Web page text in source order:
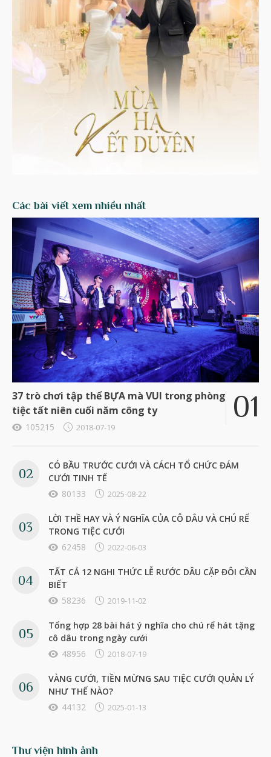
Các bài viết xem nhiều nhất
37 trò chơi tập thể BỰA mà VUI trong phòng
tiệc tất niên cuối năm công ty
105215 2018-07-19
CÓ BẦU TRƯỚC CƯỚI VÀ CÁCH TỔ CHỨC ĐÁM
CƯỚI TINH TẾ
80133
2025-08-22
LỜI THỀ HAY VÀ Ý NGHĨA CỦA CÔ DÂU VÀ CHÚ RỂ
TRONG TIỆC CƯỚI
62458
2022-06-03
TẤT CẢ 12 NGHI THỨC LỄ RƯỚC DÂU CẶP ĐÔI CẦN
BIẾT
58236
2019-11-02
Tổng hợp 28 bài hát ý nghĩa cho chú rể hát tặng
cô dâu trong ngày cưới
48956
2018-07-19
VÀNG CƯỚI, TIỀN MỪNG SAU TIỆC CƯỚI QUẢN LÝ
NHƯ THẾ NÀO?
44132
2025-01-13
Thư viện hình ảnh